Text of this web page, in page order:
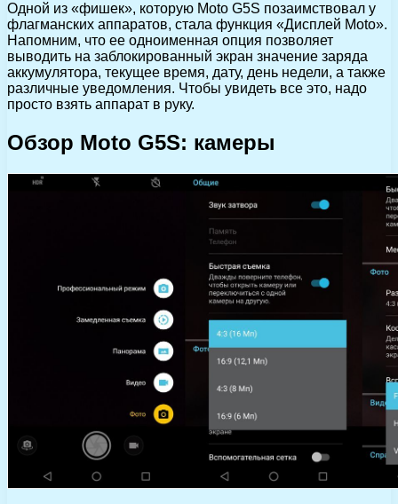
Одной из «фишек», которую Moto G5S позаимствовал у
флагманских аппаратов, стала функция «Дисплей Moto».
Напомним, что ее одноименная опция позволяет
выводить на заблокированный экран значение заряда
аккумулятора, текущее время, дату, день недели, а также
различные уведомления. Чтобы увидеть все это, надо
просто взять аппарат в руку.
Обзор Moto G5S: камеры